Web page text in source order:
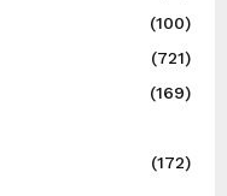
(100)
(721)
(169)
(172)